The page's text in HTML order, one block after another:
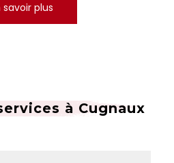
savoir plus
à Cugnaux